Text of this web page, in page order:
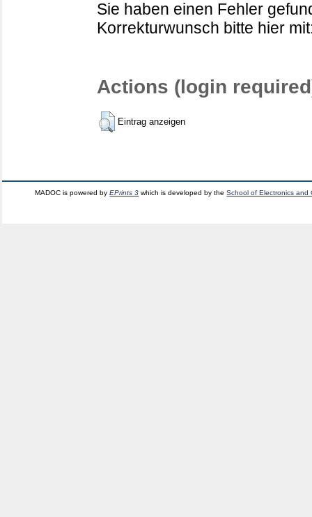
Sie haben einen Fehler
Korrekturwunsch bitte hier
Actions (login
Eintrag anzeigen
MADOC is powered byEPrints 3 which is developed by theSchool of Electronics and